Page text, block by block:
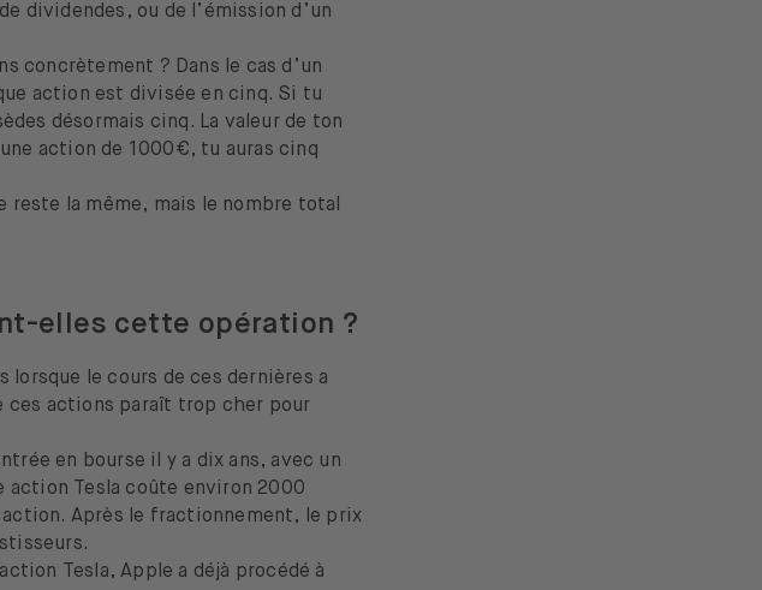
dividendes, ou de l’émission d’un
concrètement ? Dans le cas d’un
action est divisée en cinq. Si tu
désormais cinq. La valeur de ton
action de 1000€, tu auras cinq
reste la même, mais le nombre total
elles cette opération ?
le cours de ces dernières a
ces actions paraît trop cher pour
en bourse il y a dix ans, avec un
action Tesla coûte environ 2000
Après le fractionnement, le prix
Tesla, Apple a déjà procédé à